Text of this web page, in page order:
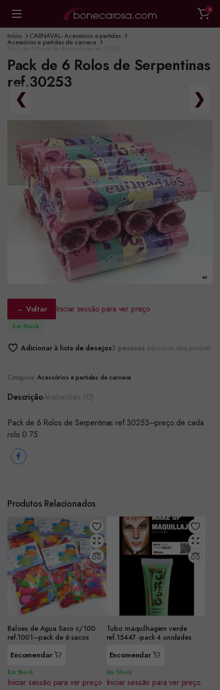
0
Início CARNAVAL- Acessórios e partidas
Acessórios e partidas de carnava
Pack de 6 Rolos de Serpentinas ref.30253
Pack de 6 Rolos de Serpentinas
ref.30253
❮ ❯
← Voltar Iniciar sessão para ver preço
Em Stock
Adicionar à lista de desejos2 pessoas adicionou este produto
Categoria: Acessórios e partidas de carnava
Descrição
Pack de 6 Rolos de Serpentinas ref.30253–preço de cada
rolo 0.75
Produtos Relacionados
Baloes de Agua Saco c/100
ref.1001–pack de 6 sacos
Encomendar
Em Stock
Iniciar sessão para ver preço
Tubo maquilhagem verde
ref.15447 -pack 4 unidades
Encomendar
Em Stock
Iniciar sessão para ver preço